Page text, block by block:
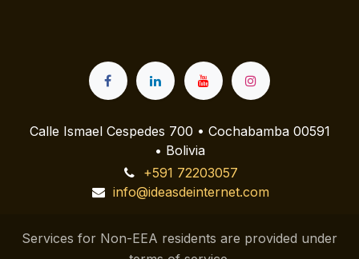
Calle Ismael Cespedes 700 • Cochabamba 00591
• Bolivia
+591 72203057
info@ideasdeinternet.com
Services for Non-EEA residents are provided under